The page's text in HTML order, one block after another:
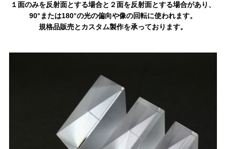
１面のみを反射面とする場合と２面を反射面とする場合があり、
90°または180°の光の偏向や像の回転に使われます。
規格品販売とカスタム製作を承っております。